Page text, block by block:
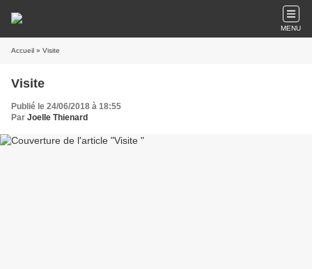
MENU
Accueil » Visite
Visite
Publié le 24/06/2018 à 18:55
Par Joelle Thienard